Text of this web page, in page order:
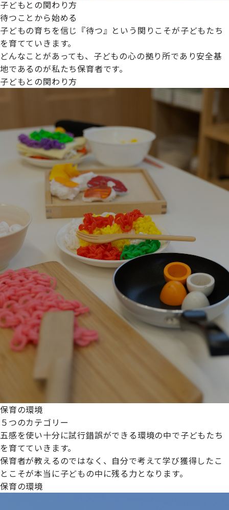
子どもとの関わり方
待つことから始める
子どもの育ちを信じ『待つ』という関りこそが子どもたち
を育てていきます。
どんなことがあっても、子どもの心の拠り所であり安全基
地であるのが私たち保育者です。
子どもとの関わり方
保育の環境
５つのカテゴリー
五感を使い十分に試行錯誤ができる環境の中で子どもたち
を育てていきます。
保育者が教えるのではなく、自分で考えて学び獲得したこ
とこそが本当に子どもの中に残る力となります。
保育の環境